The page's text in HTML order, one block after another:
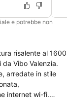
e potrebbe non
risalente al 1600
Vibo Valenzia.
arredate in stile
internet wi-fi.